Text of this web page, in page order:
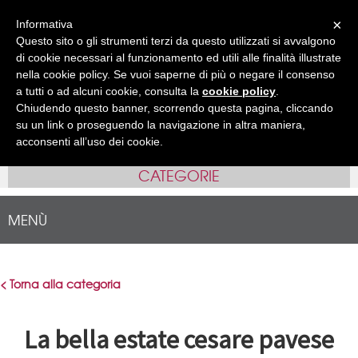
IT • EN
CATEGORIE
MENÙ
< Torna alla categoria
La bella estate cesare pavese
×
Informativa
Questo sito o gli strumenti terzi da questo utilizzati si avvalgono
di cookie necessari al funzionamento ed utili alle finalità illustrate
nella cookie policy. Se vuoi saperne di più o negare il consenso
a tutti o ad alcuni cookie, consulta la cookie policy
Chiudendo questo banner, scorrendo questa pagina, cliccando
su un link o proseguendo la navigazione in altra maniera,
acconsenti all’uso dei cookie.